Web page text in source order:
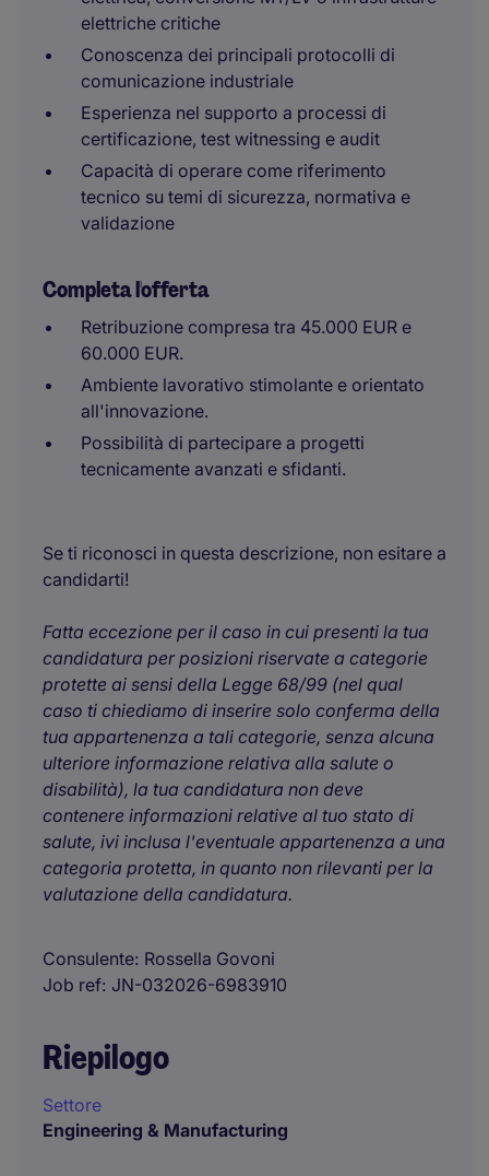
elettriche critiche
Conoscenza dei principali protocolli di
comunicazione industriale
Esperienza nel supporto a processi di
certificazione, test witnessing e audit
Capacità di operare come riferimento
tecnico su temi di sicurezza, normativa e
validazione
Completa l'offerta
Retribuzione compresa tra 45.000 EUR e
60.000 EUR.
Ambiente lavorativo stimolante e orientato
all'innovazione.
Possibilità di partecipare a progetti
tecnicamente avanzati e sfidanti.
Se ti riconosci in questa descrizione, non esitare a
candidarti!
Fatta eccezione per il caso in cui presenti la tua
candidatura per posizioni riservate a categorie
protette ai sensi della Legge 68/99 (nel qual
caso ti chiediamo di inserire solo conferma della
tua appartenenza a tali categorie, senza alcuna
ulteriore informazione relativa alla salute o
disabilità), la tua candidatura non deve
contenere informazioni relative al tuo stato di
salute, ivi inclusa l'eventuale appartenenza a una
categoria protetta, in quanto non rilevanti per la
valutazione della candidatura.
Consulente Rossella Govoni
Job ref JN-032026-6983910
Riepilogo
Settore
Engineering & Manufacturing